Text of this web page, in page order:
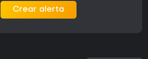
Crear alerta